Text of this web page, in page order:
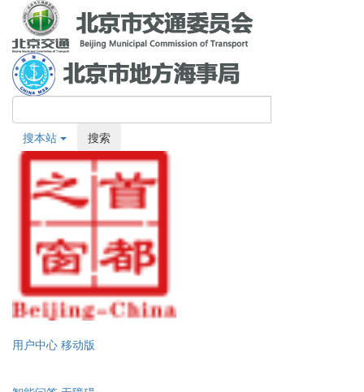
搜本站 搜索
用户中心 移动版